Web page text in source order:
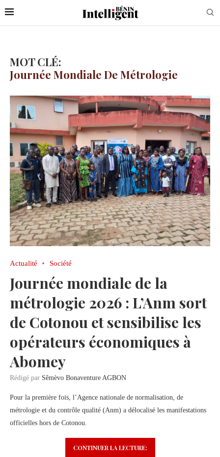
MOT CLÉ:
Journée Mondiale De Métrologie
Actualité Société
Journée mondiale de la
métrologie 2026 : L’Anm sort
de Cotonou et sensibilise les
opérateurs économiques à
Abomey
Rédigé par Sêmèvo Bonaventure AGBON
Pour la première fois, l’Agence nationale de normalisation, de
métrologie et du contrôle qualité (Anm) a délocalisé les manifestations
officielles hors de Cotonou.
CONTINUER LA LECTURE: